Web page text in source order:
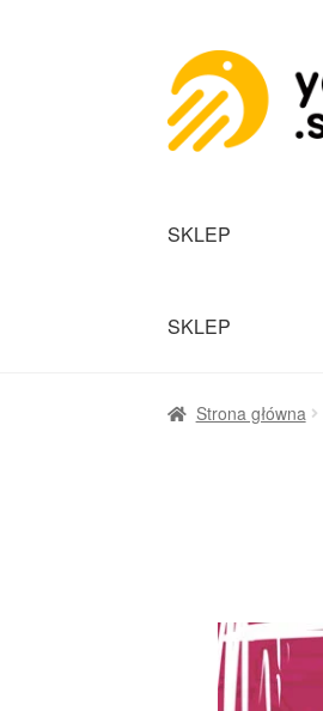
SKLEP
SKLEP
Strona główna